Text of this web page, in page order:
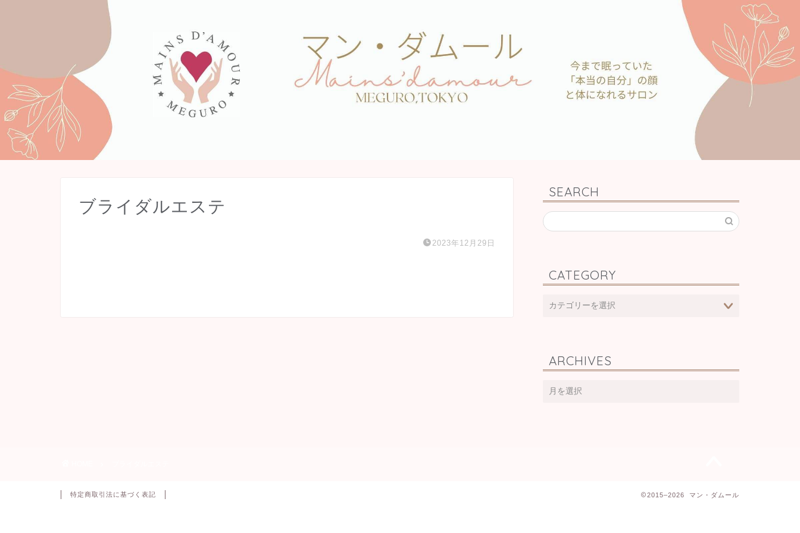
ブライダルエステ
2023年12月29日
SEARCH
CATEGORY
ARCHIVES
特定商取引法に基づく表記 2015–2026 マン・ダムール